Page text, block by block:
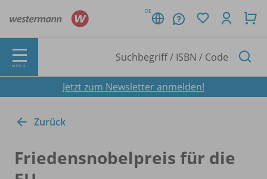
DE
MENÜ
Jetzt zum Newsletter anmelden!
Zurück
Friedensnobelpreis für die